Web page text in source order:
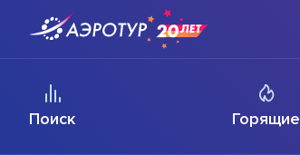
Поиск Горящие